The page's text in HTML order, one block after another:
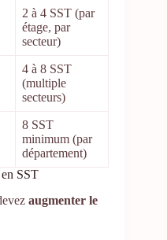
2 à 4 SST (par
étage, par
secteur)
4 à 8 SST
(multiple
secteurs)
8 SST
minimum (par
département)
SST
augmenter le